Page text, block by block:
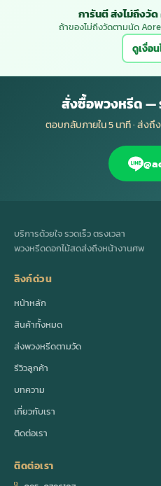
การันตี ส่งไม่ถึงวั
ถ้าของไม่ถึงวัดตามนัด
ดูเงื่อ
สั่งซื้อพวงหรีด —
ตอบกลับภายใน 5 นาที · ส่งถึ
บริการด้วยใจ รวดเร็ว ตรงเวลา
พวงหรีดดอกไม้สดส่งถึงหน้างานศพ
ลิงก์ด่วน
หน้าหลัก
สินค้าทั้งหมด
ส่งพวงหรีดตามวัด
รีวิวลูกค้า
บทความ
เกี่ยวกับเรา
ติดต่อเรา
ติดต่อเรา